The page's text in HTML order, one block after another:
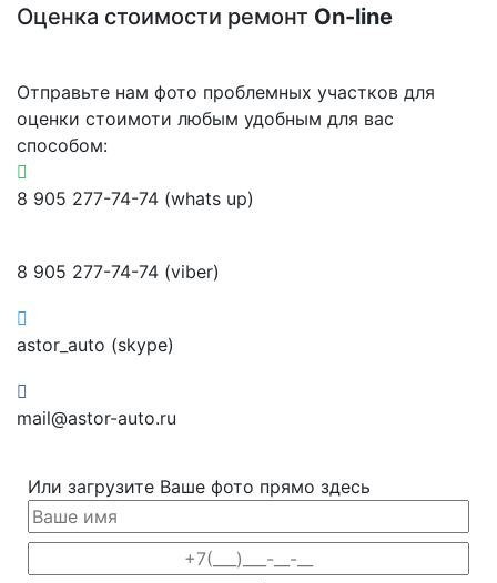
Оценка стоимости ремонт On-line
Отправьте нам фото проблемных участков для
оценки стоимоти любым удобным для вас
способом:
8 905 277-74-74 (whats up)
8 905 277-74-74 (viber)
astor_auto (skype)
mail@astor-auto.ru
Или загрузите Ваше фото прямо здесь